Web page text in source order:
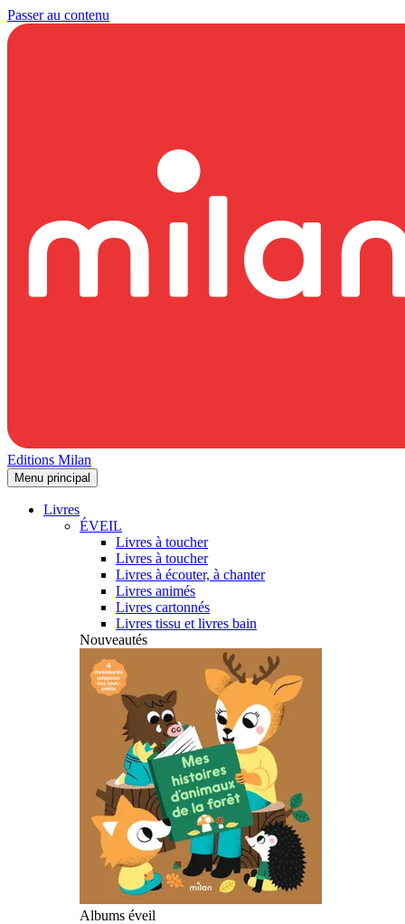
Passer au contenu
Editions Milan
Menu principal
Livres
ÉVEIL
Livres à toucher
Livres à toucher
Livres à écouter, à chanter
Livres animés
Livres cartonnés
Livres tissu et livres bain
Nouveautés
Albums éveil